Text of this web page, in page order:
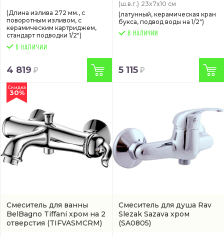
(Длина излива 272 мм., с
поворотным изливом, с
керамическим картриджем,
стандарт подводки 1/2")
4 819
(ш.в.г.) 23x7x10 см
(латунный, керамическая кран
букса, подвод воды на 1/2")
В НАЛИЧИИ
5 115
Смеситель для ванны
BelBagno Tiffani хром на 2
отверстия (TIFVASMCRM)
Скидка
30%
Смеситель для душа Rav
Slezak Sazava хром
(SA0805)